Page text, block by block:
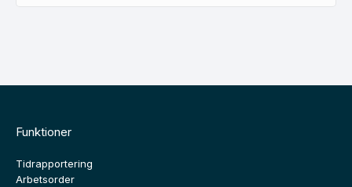
Funktioner
Tidrapportering
Arbetsorder